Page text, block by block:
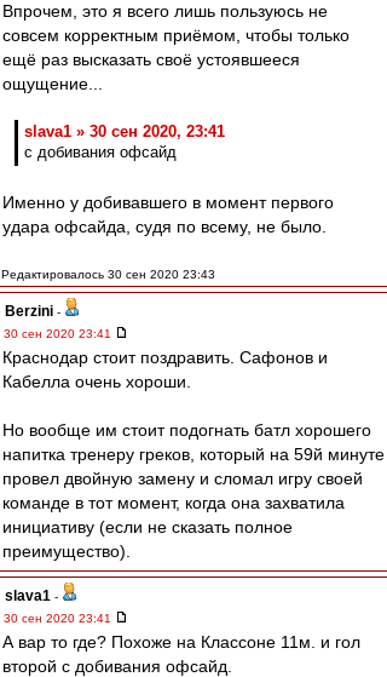
Впрочем, это я всего лишь пользуюсь не
совсем корректным приёмом, чтобы только
ещё раз высказать своё устоявшееся
ощущение...
slava1 » 30 сен 2020, 23:41
с добивания офсайд
Именно у добивавшего в момент первого
удара офсайда, судя по всему, не было.
Редактировалось 30 сен 2020 23:43
Berzini -
30 сен 2020 23:41
Краснодар стоит поздравить. Сафонов и
Кабелла очень хороши.
Но вообще им стоит подогнать батл хорошего
напитка тренеру греков, который на 59й минуте
провел двойную замену и сломал игру своей
команде в тот момент, когда она захватила
инициативу (если не сказать полное
преимущество).
slava1 -
30 сен 2020 23:41
А вар то где? Похоже на Классоне 11м. и гол
второй с добивания офсайд.